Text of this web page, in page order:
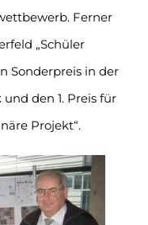
Ferner
„Schüler
Sonderpreis in der
den 1. Preis für
Projekt“.